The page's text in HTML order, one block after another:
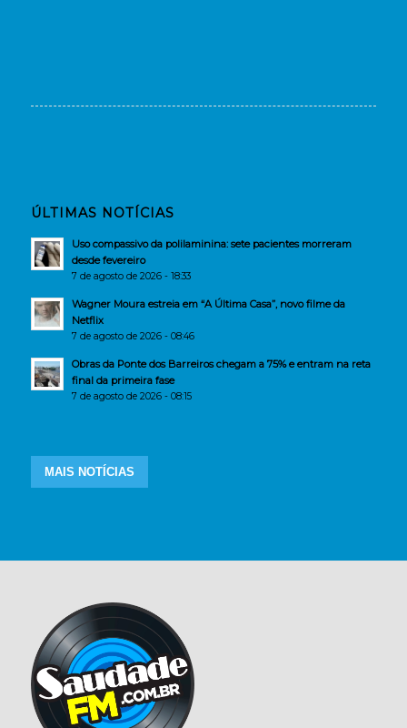
ÚLTIMAS NOTÍCIAS
Uso compassivo da polilaminina: sete pacientes morreram
desde fevereiro
7 de agosto de 2026 - 18:33
Wagner Moura estreia em “A Última Casa”, novo filme da
Netflix
7 de agosto de 2026 - 08:46
Obras da Ponte dos Barreiros chegam a 75% e entram na reta
final da primeira fase
7 de agosto de 2026 - 08:15
MAIS NOTÍCIAS